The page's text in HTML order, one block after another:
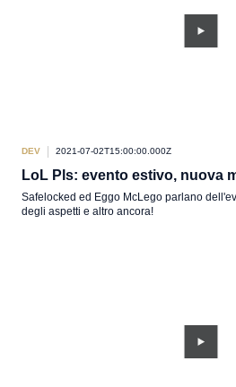
DEV 2021-07-02T15:00:00.000Z
LoL Pls: evento estivo, nuova
Safelocked ed Eggo McLego parlano
degli aspetti e altro ancora!